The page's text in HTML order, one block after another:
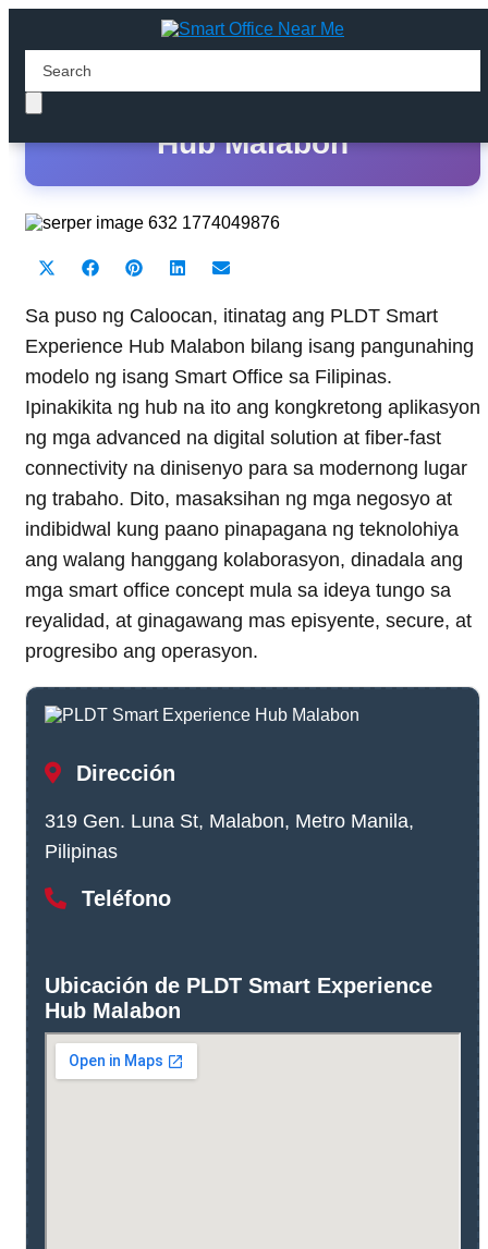
PLDT Smart Experience
Hub Malabon
Share
T
w
i
t
e
)
Share
c
e
b
o
k
Share
n
t
e
e
s
Share
n
k
e
I
n
Share
a
i
l
Sa puso ng Caloocan, itinatag ang PLDT Smart
Experience Hub Malabon bilang isang pangunahing
modelo ng isang Smart Office sa Filipinas.
Ipinakikita ng hub na ito ang kongkretong aplikasyon
ng mga advanced na digital solution at fiber-fast
connectivity na dinisenyo para sa modernong lugar
ng trabaho. Dito, masaksihan ng mga negosyo at
indibidwal kung paano pinapagana ng teknolohiya
ang walang hanggang kolaborasyon, dinadala ang
mga smart office concept mula sa ideya tungo sa
reyalidad, at ginagawang mas episyente, secure, at
progresibo ang operasyon.
Dirección
319 Gen. Luna St, Malabon, Metro Manila,
Pilipinas
Teléfono
Ubicación de PLDT Smart Experience
Hub Malabon